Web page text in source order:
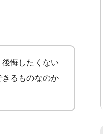
悔したくない
るものなのか